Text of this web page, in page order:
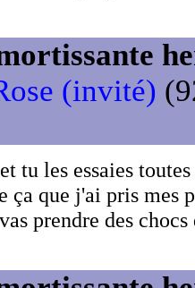
(invité)
tu les essaies
ça que j'ai pris mes
prendre des